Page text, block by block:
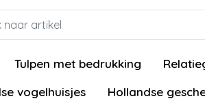
Tulpen met bedrukking
vogelhuisjes Hollandse